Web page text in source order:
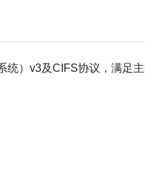
）v3及CIFS协议，满足主